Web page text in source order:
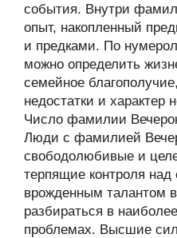
события. Внутри
опыт, накопленный
и предками. По
можно определить
семейное
недостатки и
Число фамилии
Люди с фамилией
свободолюбивые и
терпящие контроля
врожденным талантом
разбираться в
проблемах. Высшие